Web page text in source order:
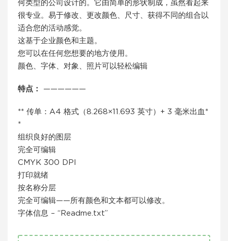
何类型的公司设计的。它由简单的形状制成，虽然看起来
很专业。易于修改、更改颜色、尺寸、获得不同的组合以
适合您的活动感觉。
这基于企业颜色和主题。
您可以在任何您想要的地方使用。
颜色、字体、对象、照片可以轻松编辑
特点： ——————
** 传单：A4 格式（8.268×11.693 英寸）+ 3 毫米出血*
*
组织良好的图层
完全可编辑
CMYK 300 DPI
打印就绪
按名称分层
完全可编辑——所有颜色和文本都可以修改。
字体信息 – “Readme.txt”